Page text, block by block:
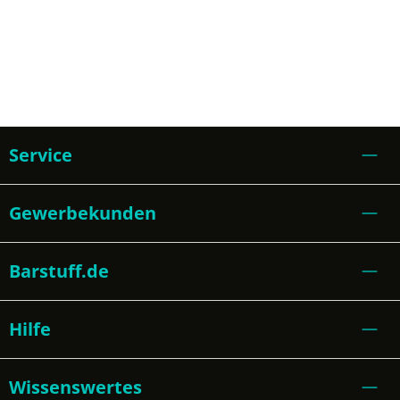
Service
Gewerbekunden
Barstuff.de
Hilfe
Wissenswertes